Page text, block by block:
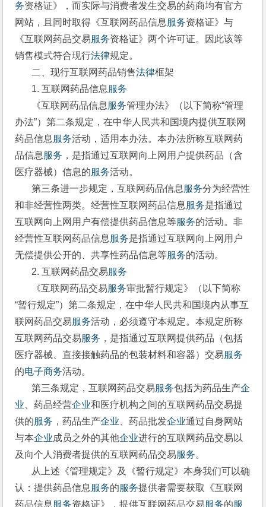
务资格证》，而实际与消费者发生交易的药商均有官方
网站，且同时取得《互联网药品信息 服务资格证》与
《互联网药品交易服务资格证》两个许可证。因此该等
销售模式符合现行法律规定。
二、现行互联网药品销售法律框架
1. 互联网药品信息 服务
《互联网药品信息 服务管理办法》（以下简称“管理
办法”）第二条规定，在中华人民共和国境内提供互联网
药品信息 服务活动，适用本办法。本办法所称互联网药
品信息 服务 ，是指通过互联网向上网用户提供药品（含
医疗器械）信息的服务活动。
第三条进一步规定，互联网药品信息 服务分为经营性
和非经营性两类。经营性互联网药品信息 服务是指通过
互联网向上网用户有偿提供药品信息等服务的活动。非
经营性互联网药品信息 服务是指通过互联网向上网用户
无偿提供公开的、共享性药品信息等服务的活动。
2. 互联网药品交易服务
《互联网药品交易服务审批暂行规定》（以下简称
“暂行规定”）第二条规定，在中华人民共和国境内从事互
联网药品交易服务活动，必须遵守本规定。本规定所称
互联网药品交易服务 ，是指通过互联网提供药品（包括
医疗器械、直接接触药品的包装材料和容器）交易服务
的电子商务活动。
第三条规定，互联网药品交易服务包括为药品生产企
业 、药品经营企业和医疗机构之间的互联网药品交易提
供的服务 ，药品生产企业 、药品批发企业通过自身网站
与本企业成员之外的其他企业进行的互联网药品交易以
及向个人消费者提供的互联网药品交易服务。
从上述《管理规定》及《暂行规定》本身我们可以确
认：提供药品信息 服务的服务提供者需要获取《互联网
药品信息 服务资格证》，提供互联网药品交易服务的服